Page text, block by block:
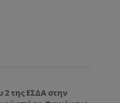
της ΕΣΔΑ στην